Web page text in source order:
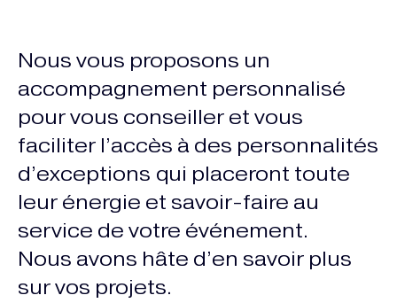
Nous vous proposons un
accompagnement personnalisé
pour vous conseiller et vous
faciliter l’accès à des personnalités
d’exceptions qui placeront toute
leur énergie et savoir-faire au
service de votre événement.
Nous avons hâte d’en savoir plus
sur vos projets.